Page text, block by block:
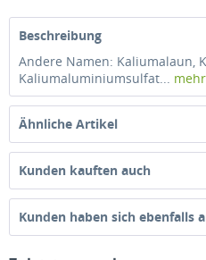
Beschreibung
Andere Namen: Kaliumalaun,
Kaliumaluminiumsulfat... mehr
Ähnliche Artikel
Kunden kauften auch
Kunden haben sich ebenfalls